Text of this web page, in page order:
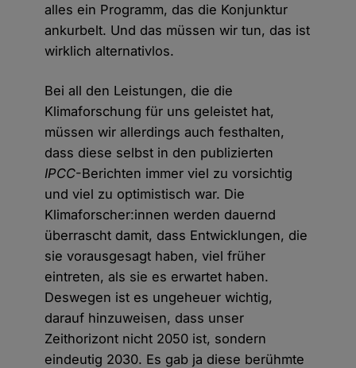
alles ein Programm, das die Konjunktur
ankurbelt. Und das müssen wir tun, das ist
wirklich alternativlos.
Bei all den Leistungen, die die
Klimaforschung für uns geleistet hat,
müssen wir allerdings auch festhalten,
dass diese selbst in den publizierten
IPCC-Berichten immer viel zu vorsichtig
und viel zu optimistisch war. Die
Klimaforscher:innen werden dauernd
überrascht damit, dass Entwicklungen, die
sie vorausgesagt haben, viel früher
eintreten, als sie es erwartet haben.
Deswegen ist es ungeheuer wichtig,
darauf hinzuweisen, dass unser
Zeithorizont nicht 2050 ist, sondern
eindeutig 2030. Es gab ja diese berühmte